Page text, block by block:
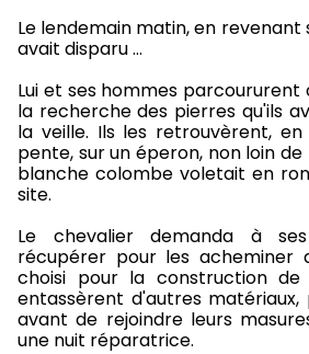
Le lendemain matin, en
avait disparu ...
Lui et ses hommes parcoururent
la recherche des pierres qu'ils
la veille. Ils les retrouvèrent,
pente, sur un éperon, non loin de
blanche colombe voletait en
site.
Le chevalier demanda à
récupérer pour les acheminer
choisi pour la construction de
entassèrent d'autres
avant de rejoindre leurs
une nuit réparatrice.